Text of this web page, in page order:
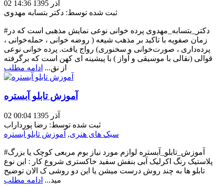
02 آذر 1395 14:36
ثبت شده توسط: دکتر بتسابه مهدوی
#دکتر_بتسابه_مهدوی پرده خوانی نوعی نمایش مذهبی است که در
زمان صفویه با تاکید بر مذهب شیعه ( روضه خوانی ، حمله‌خوانی ،
پرده‌داری ، صورت‌خوانی و سخنوری) رواج یافت. پرده خوانی نوعی
قوالی (نقالی با موسیقی و آواز ) با پیشینه ای کهن است که برگرفته
از نق... ادامه مطلب
آموزش تابلو آبستره
02 آذر 1395 00:04
ثبت شده توسط: رضا پورداراب
سبک های هنری, آموزش تابلو آبستره
#آموزش_تابلو_آبستره لوازم مورد نیاز بوم مربعی کوچک یا بزرگ
پلاستیک رنگ اکرلیک آبی بنفش سفید خاکستری شر‌وع کار : این نوع
تابلو ها به چند روش درست میشن یا این دو روشی ک الان توضیح
مید... ادامه مطلب